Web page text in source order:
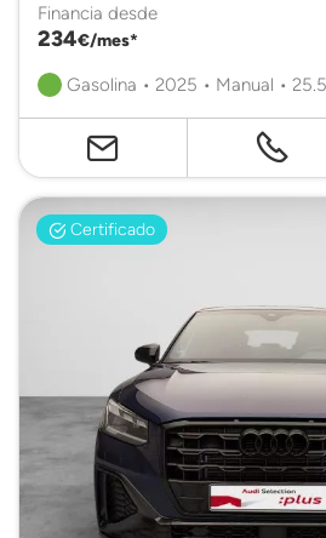
Financia desde
234€/mes*
Gasolina • 2025 • Manual •
Certificado